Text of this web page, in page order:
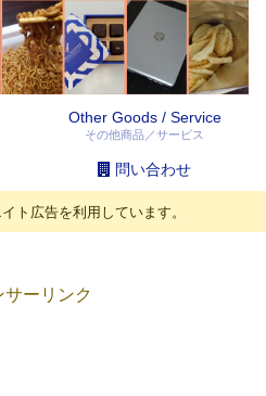
Other Goods / Service
その他商品／サービス
問い合わせ
ト広告を利用しています。
サーリンク